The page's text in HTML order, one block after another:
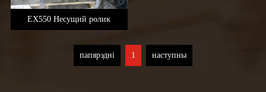
EX550 Несущий ролик
папярэдні 1 наступны